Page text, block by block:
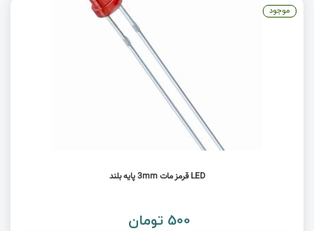
LED قرمز مات 3mm پایه بلند
500 تومان
موجود